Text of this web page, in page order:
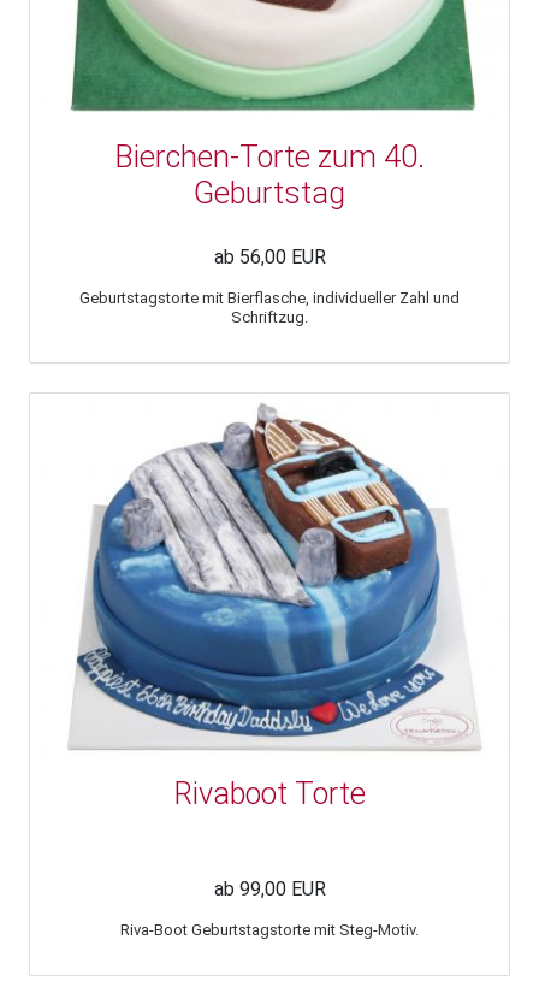
Bierchen-Torte zum 40.
Geburtstag
ab 56,00 EUR
Geburtstagstorte mit Bierflasche, individueller Zahl und
Schriftzug.
Rivaboot Torte
ab 99,00 EUR
Riva-Boot Geburtstagstorte mit Steg-Motiv.